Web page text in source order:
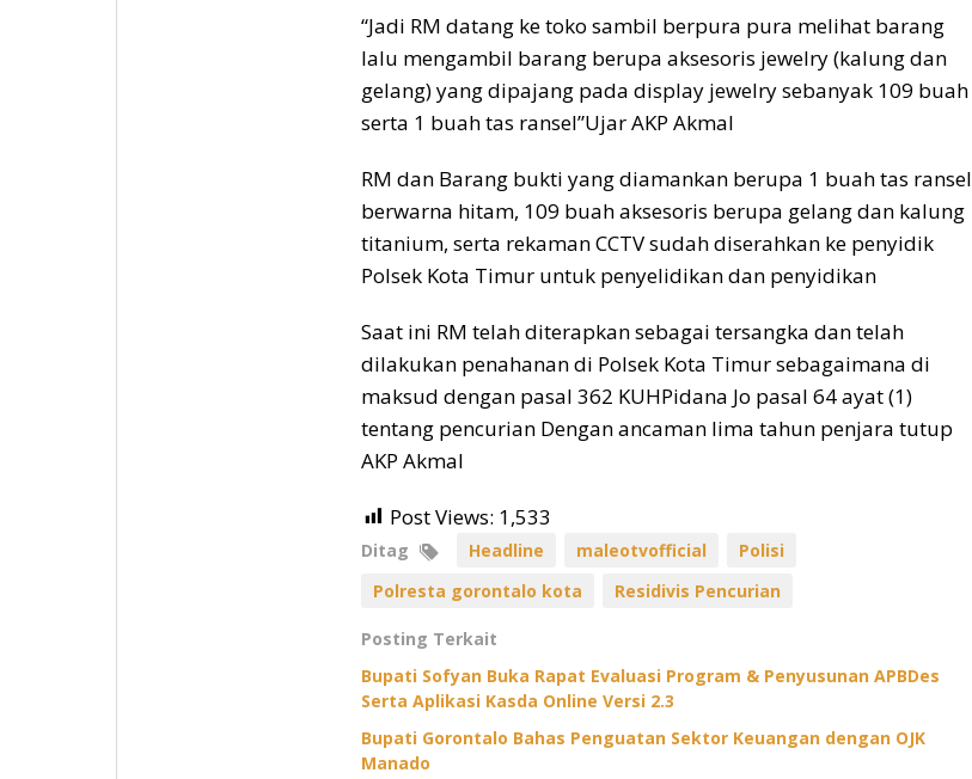
“Jadi RM datang ke toko sambil berpura pura melihat barang
lalu mengambil barang berupa aksesoris jewelry (kalung dan
gelang) yang dipajang pada display jewelry sebanyak 109 buah
serta 1 buah tas ransel”Ujar AKP Akmal
RM dan Barang bukti yang diamankan berupa 1 buah tas ransel
berwarna hitam, 109 buah aksesoris berupa gelang dan kalung
titanium, serta rekaman CCTV sudah diserahkan ke penyidik
Polsek Kota Timur untuk penyelidikan dan penyidikan
Saat ini RM telah diterapkan sebagai tersangka dan telah
dilakukan penahanan di Polsek Kota Timur sebagaimana di
maksud dengan pasal 362 KUHPidana Jo pasal 64 ayat (1)
tentang pencurian Dengan ancaman lima tahun penjara tutup
AKP Akmal
Post Views: 1,533
Ditag Headline maleotvofficial
Polisi
Polresta gorontalo kota
Residivis Pencurian
Posting Terkait
Bupati Sofyan Buka Rapat Evaluasi Program & Penyusunan APBDes
Serta Aplikasi Kasda Online Versi 2.3
Bupati Gorontalo Bahas Penguatan Sektor Keuangan dengan OJK
Manado